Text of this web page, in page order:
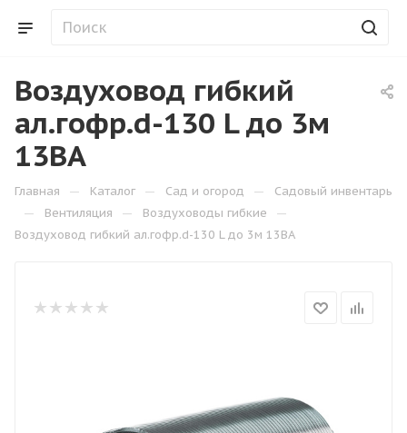
Воздуховод гибкий
ал.гофр.d-130 L до 3м
13BA
Главная — Каталог — Сад и огород — Садовый инвентарь
— Вентиляция — Воздуховоды гибкие —
Воздуховод гибкий ал.гофр.d-130 L до 3м 13BA